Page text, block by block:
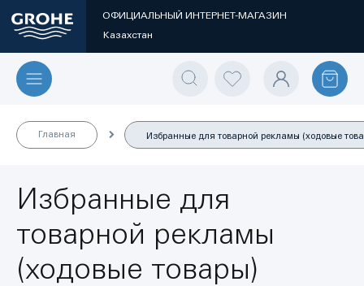
ОФИЦИАЛЬНЫЙ ИНТЕРНЕТ-МАГАЗИН
Казахстан
Главная Избранные для товарной рекламы (ходовые
Избранные для
товарной рекламы
(ходовые товары)